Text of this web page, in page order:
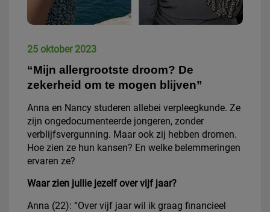
25 oktober 2023
“Mijn allergrootste droom? De
zekerheid om te mogen blijven”
Anna en Nancy studeren allebei verpleegkunde. Ze
zijn ongedocumenteerde jongeren, zonder
verblijfsvergunning. Maar ook zij hebben dromen.
Hoe zien ze hun kansen? En welke belemmeringen
ervaren ze?
Waar zien jullie jezelf over vijf jaar?
Anna (22): “Over vijf jaar wil ik graag financieel